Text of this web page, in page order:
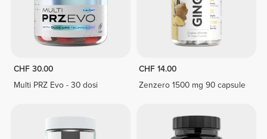
CHF 30.00
Multi PRZ Evo - 30 dosi
CHF 14.00
Zenzero 1500 mg 90 capsule